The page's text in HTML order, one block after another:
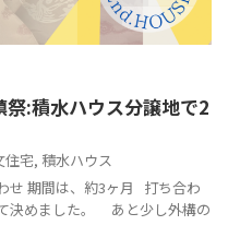
祭:積水ハウス分譲地で2
住宅, 積水ハウス
せ 期間は、約3ヶ月 打ち合わ
決めました。 あと少し外構の